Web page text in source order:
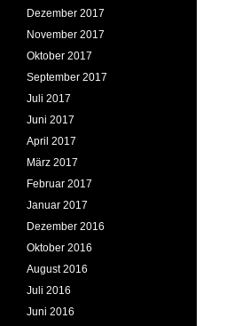
Dezember 2017
November 2017
Oktober 2017
September 2017
Juli 2017
Juni 2017
April 2017
März 2017
Februar 2017
Januar 2017
Dezember 2016
Oktober 2016
August 2016
Juli 2016
Juni 2016